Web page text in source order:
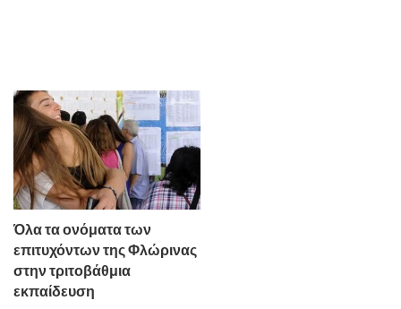
Όλα τα ονόματα των
επιτυχόντων της Φλώρινας
στην τριτοβάθμια
εκπαίδευση